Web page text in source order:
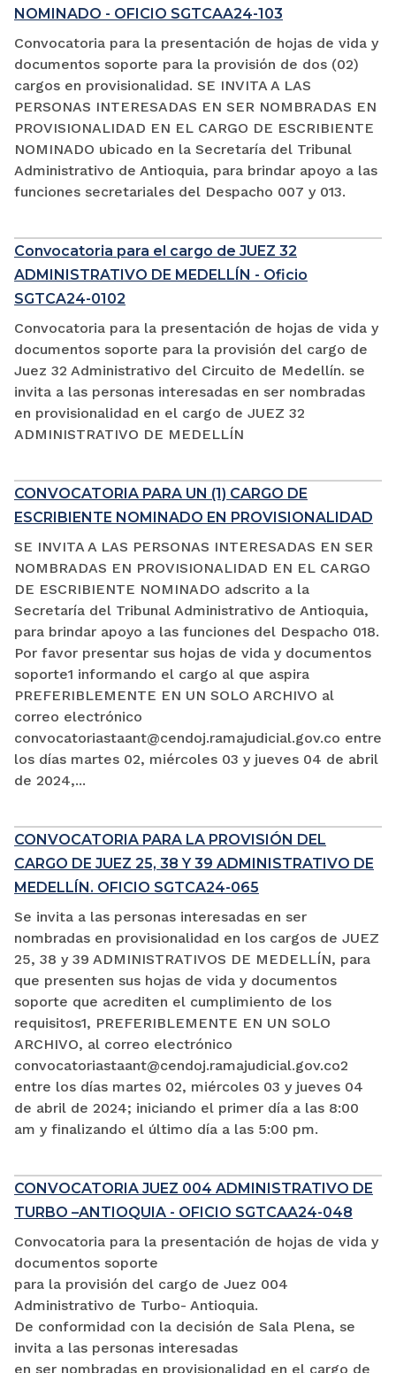
NOMINADO - OFICIO SGTCAA24-103
Convocatoria para la presentación de hojas de vida y
documentos soporte para la provisión de dos (02)
cargos en provisionalidad. SE INVITA A LAS
PERSONAS INTERESADAS EN SER NOMBRADAS EN
PROVISIONALIDAD EN EL CARGO DE ESCRIBIENTE
NOMINADO ubicado en la Secretaría del Tribunal
Administrativo de Antioquia, para brindar apoyo a las
funciones secretariales del Despacho 007 y 013.
Convocatoria para el cargo de JUEZ 32
ADMINISTRATIVO DE MEDELLÍN - Oficio
SGTCA24-0102
Convocatoria para la presentación de hojas de vida y
documentos soporte para la provisión del cargo de
Juez 32 Administrativo del Circuito de Medellín. se
invita a las personas interesadas en ser nombradas
en provisionalidad en el cargo de JUEZ 32
ADMINISTRATIVO DE MEDELLÍN
CONVOCATORIA PARA UN (1) CARGO DE
ESCRIBIENTE NOMINADO EN PROVISIONALIDAD
SE INVITA A LAS PERSONAS INTERESADAS EN SER
NOMBRADAS EN PROVISIONALIDAD EN EL CARGO
DE ESCRIBIENTE NOMINADO adscrito a la
Secretaría del Tribunal Administrativo de Antioquia,
para brindar apoyo a las funciones del Despacho 018.
Por favor presentar sus hojas de vida y documentos
soporte1 informando el cargo al que aspira
PREFERIBLEMENTE EN UN SOLO ARCHIVO al
correo electrónico
convocatoriastaant@cendoj.ramajudicial.gov.co entre
los días martes 02, miércoles 03 y jueves 04 de abril
de 2024,...
CONVOCATORIA PARA LA PROVISIÓN DEL
CARGO DE JUEZ 25, 38 Y 39 ADMINISTRATIVO DE
MEDELLÍN. OFICIO SGTCA24-065
Se invita a las personas interesadas en ser
nombradas en provisionalidad en los cargos de JUEZ
25, 38 y 39 ADMINISTRATIVOS DE MEDELLÍN, para
que presenten sus hojas de vida y documentos
soporte que acrediten el cumplimiento de los
requisitos1, PREFERIBLEMENTE EN UN SOLO
ARCHIVO, al correo electrónico
convocatoriastaant@cendoj.ramajudicial.gov.co2
entre los días martes 02, miércoles 03 y jueves 04
de abril de 2024; iniciando el primer día a las 8:00
am y finalizando el último día a las 5:00 pm.
CONVOCATORIA JUEZ 004 ADMINISTRATIVO DE
TURBO –ANTIOQUIA - OFICIO SGTCAA24-048
Convocatoria para la presentación de hojas de vida y
documentos soporte
para la provisión del cargo de Juez 004
Administrativo de Turbo- Antioquia.
De conformidad con la decisión de Sala Plena, se
invita a las personas interesadas
en ser nombradas en provisionalidad en el cargo de